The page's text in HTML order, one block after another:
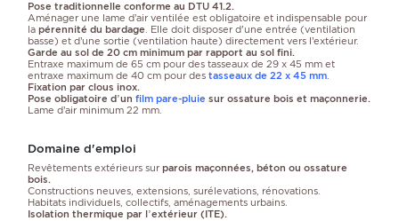
Pose traditionnelle conforme au DTU 41.2.
Aménager une lame d’air ventilée est obligatoire et indispensable pour
la pérennité du bardage . Elle doit disposer d'une entrée (ventilation
basse) et d’une sortie (ventilation haute) directement vers l’extérieur.
Garde au sol de 20 cm minimum par rapport au sol fini.
Entraxe maximum de 65 cm pour des tasseaux de 29 x 45 mm et
entraxe maximum de 40 cm pour des tasseaux de 22 x 45 mm
Fixation par clous inox.
Pose obligatoire d’un film pare-pluie sur ossature bois et maçonnerie.
Lame d’air minimum 22 mm.
Domaine d'emploi
Revêtements extérieurs sur parois maçonnées, béton ou ossature
bois.
Constructions neuves, extensions, surélevations, rénovations.
Habitats individuels, collectifs, aménagements urbains.
Isolation thermique par l’extérieur (ITE).